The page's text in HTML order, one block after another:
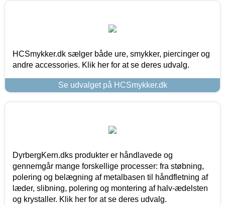
HCSmykker.dk sælger både ure, smykker, piercinger og
andre accessories. Klik her for at se deres udvalg.
Se udvalget på HCSmykker.dk
DyrbergKern.dks produkter er håndlavede og
gennemgår mange forskellige processer: fra støbning,
polering og belægning af metalbasen til håndfletning af
læder, slibning, polering og montering af halv-ædelsten
og krystaller. Klik her for at se deres udvalg.